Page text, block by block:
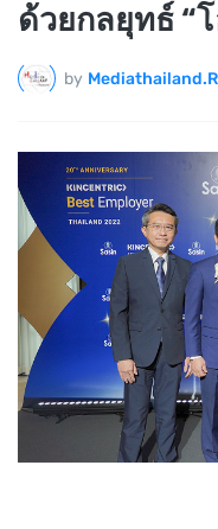
ด้วยกลยุทธ์ “
by